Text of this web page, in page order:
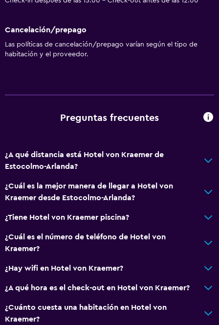
Cancelación/prepago
Las políticas de cancelación/prepago varían según el tipo de
habitación y el proveedor.
Preguntas frecuentes
¿A qué distancia está Hotel von Kraemer de
Estocolmo-Arlanda?
¿Cuál es la mejor manera de llegar a Hotel von
Kraemer desde Estocolmo-Arlanda?
¿Tiene Hotel von Kraemer piscina?
¿Cuál es el número de teléfono de Hotel von
Kraemer?
¿Hay wifi en Hotel von Kraemer?
¿A qué hora es el check-out en Hotel von Kraemer?
¿Cuánto cuesta una habitación en Hotel von
Kraemer?